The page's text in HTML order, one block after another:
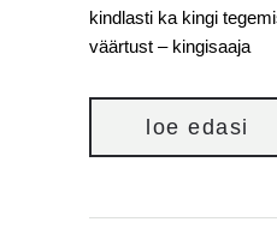
kindlasti ka kingi
väärtust – kingisaaja
loe edasi